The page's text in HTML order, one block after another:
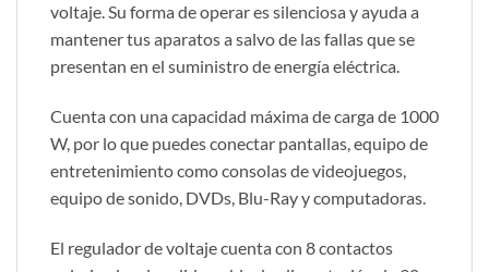
voltaje. Su forma de operar es silenciosa y ayuda a
mantener tus aparatos a salvo de las fallas que se
presentan en el suministro de energía eléctrica.
Cuenta con una capacidad máxima de carga de 1000
W, por lo que puedes conectar pantallas, equipo de
entretenimiento como consolas de videojuegos,
equipo de sonido, DVDs, Blu-Ray y computadoras.
El regulador de voltaje cuenta con 8 contactos